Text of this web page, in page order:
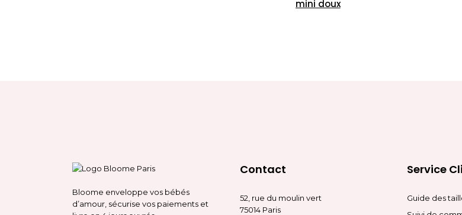
mini doux
Bloome enveloppe vos bébés
d’amour, sécurise vos paiements et
Contact
52, rue du moulin vert
75014 Paris
Service
Guide des